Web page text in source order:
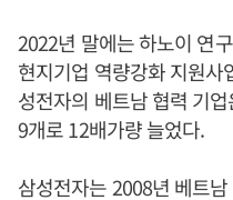
2022년 말에는 하노이 연
현지기업 역량강화 지원사
성전자의 베트남 협력 기
9개로 12배가량 늘었다.
삼성전자는 2008년 베트